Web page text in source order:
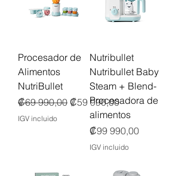
Procesador de
Alimentos
NutriBullet
Precio
₡69 990,00 Precio de oferta
₡59 990,00
IGV incluido
Nutribullet
Nutribullet Baby
Steam + Blend-
Procesadora de
alimentos
Precio
₡99 990,00
IGV incluido